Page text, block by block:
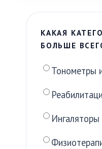
КАКАЯ
БОЛЬШЕ
Тонометры